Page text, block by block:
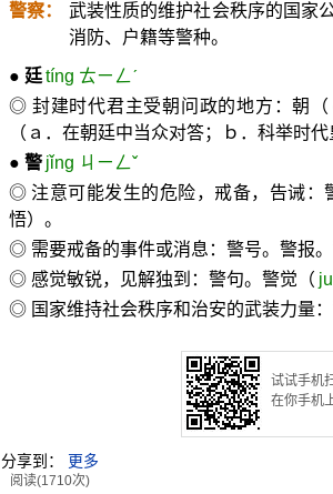
警察：
武装性质的维护社会秩序的国家
消防、户籍等警种。
● 廷 tíng ㄊㄧㄥˊ
◎ 封建时代君主受朝问政的地方：朝（
（ａ．在朝廷中当众对答；ｂ．科举时代
● 警 jǐng ㄐㄧㄥˇ
◎ 注意可能发生的危险，戒备，告诫：
悟）。
◎ 需要戒备的事件或消息：警号。警报。
◎ 感觉敏锐，见解独到：警句。警觉（
◎ 国家维持社会秩序和治安的武装力量：
试试手机
在你手机
分享到： 更多
阅读(1710次)